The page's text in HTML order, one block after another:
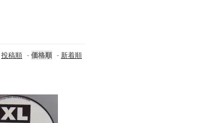
投稿順 -価格順 -新着順